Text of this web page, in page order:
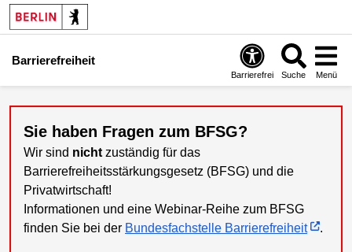
Barrierefreiheit
Barrierefrei Suche Menü
Sie haben Fragen zum BFSG?
Wir sind nicht zuständig für das
Barrierefreiheitsstärkungsgesetz (BFSG) und die
Privatwirtschaft!
Informationen und eine Webinar-Reihe zum BFSG
finden Sie bei der Bundesfachstelle Barrierefreiheit .